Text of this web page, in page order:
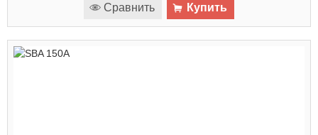
Сравнить Купить